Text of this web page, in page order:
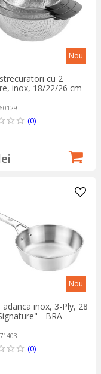
Nou
cu 2
inox, 18/22/26 cm -
(0)
Nou
adanca inox, 3-Ply, 28
- BRA
(0)